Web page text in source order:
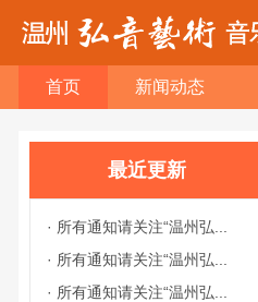
首页 新闻动态
最近更新
· 所有通知请关注“温州弘...
· 所有通知请关注“温州弘...
· 所有通知请关注“温州弘...